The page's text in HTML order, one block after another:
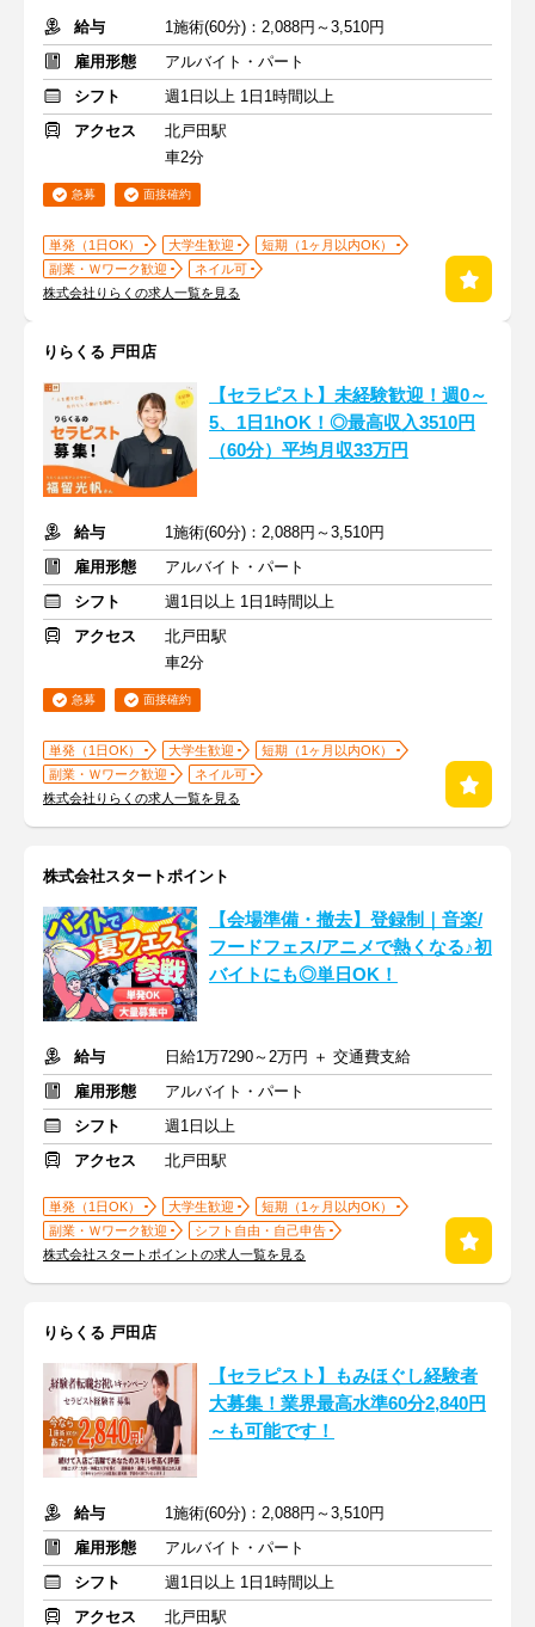
給与
1施術(60分)：2,088円～3,510円
雇用形態
アルバイト・パート
シフト
週1日以上 1日1時間以上
アクセス
北戸田駅
車2分
急募 面接確約
単発（1日OK） 大学生歓迎
短期（1ヶ月以内OK）
副業・Ｗワーク歓迎
ネイル可
株式会社りらくの求人一覧を見る
りらくる 戸田店
【セラピスト】未経験歓迎！週0～
5、1日1hOK！◎最高収入3510円
（60分）平均月収33万円
給与
1施術(60分)：2,088円～3,510円
雇用形態
アルバイト・パート
シフト
週1日以上 1日1時間以上
アクセス
北戸田駅
車2分
急募 面接確約
単発（1日OK） 大学生歓迎
短期（1ヶ月以内OK）
副業・Ｗワーク歓迎
ネイル可
株式会社りらくの求人一覧を見る
株式会社スタートポイント
【会場準備・撤去】登録制｜音楽/
フードフェス/アニメで熱くなる♪初
バイトにも◎単日OK！
給与
日給1万7290～2万円 ＋ 交通費支給
雇用形態
アルバイト・パート
シフト
週1日以上
アクセス
北戸田駅
単発（1日OK） 大学生歓迎
短期（1ヶ月以内OK）
副業・Ｗワーク歓迎
シフト自由・自己申告
株式会社スタートポイントの求人一覧を見る
りらくる 戸田店
【セラピスト】もみほぐし経験者
大募集！業界最高水準60分2,840円
～も可能です！
給与
1施術(60分)：2,088円～3,510円
雇用形態
アルバイト・パート
シフト
週1日以上 1日1時間以上
アクセス
北戸田駅